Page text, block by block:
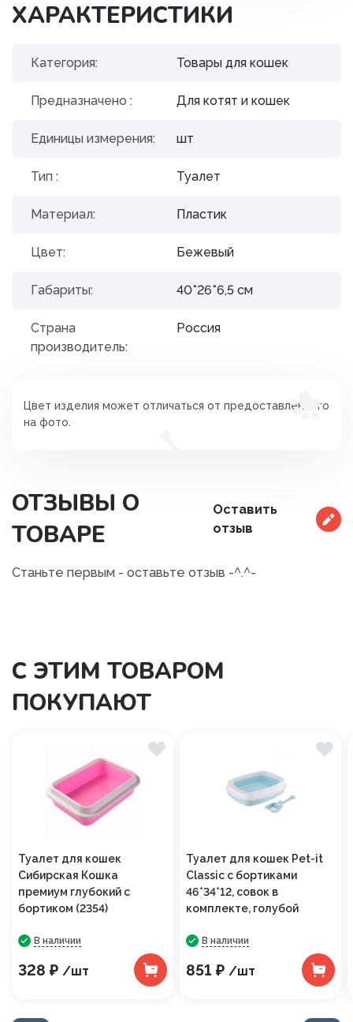
ХАРАКТЕРИСТИКИ
Категория: Товары для кошек
Предназначено : Для котят и кошек
Единицы измерения: шт
Тип : Туалет
Материал: Пластик
Цвет: Бежевый
Габариты: 40*26*6,5 см
Страна
производитель:
Россия
Цвет изделия может отличаться от предоставленного
на фото.
ОТЗЫВЫ О
ТОВАРЕ
Оставить
отзыв
Станьте первым - оставьте отзыв -^.^-
С ЭТИМ ТОВАРОМ
ПОКУПАЮТ
Туалет для кошек
Сибирская Кошка
премиум глубокий с
бортиком (2354)
В наличии
328 ₽ /шт
Туалет для кошек Pet-it
Classic с бортиками
46*34*12, совок в
комплекте, голубой
В наличии
851 ₽ /шт